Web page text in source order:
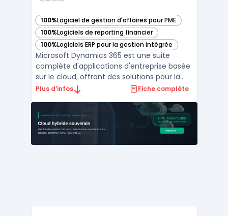
100%Logiciel de gestion d'affaires pour PME
— voir Microsoft Dynamics 365 dans cette catégorie
100%Logiciels de reporting financier
— voir Microsoft Dynamics 365 dans cette catégorie
100%Logiciels ERP pour la gestion intégrée
— voir Microsoft Dynamics 365 dans cette catégorie
Microsoft Dynamics 365 est une suite
complète d'applications d'entreprise basée
sur le cloud, offrant des solutions pour la
gestion des relations avec les clients (CRM),
marketing, des opérations, de la finance et
des ressources humaines.Avec Microsoft Dy
...
Plus d’infos Fiche complète